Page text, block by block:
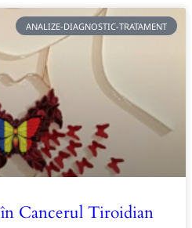
ANALIZE-DIAGNOSTIC-TRATAMENT
Cancerul Tiroidian